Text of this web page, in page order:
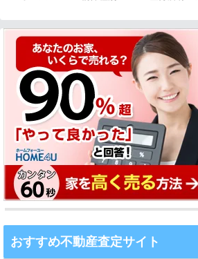
おすすめ不動産査定サイト